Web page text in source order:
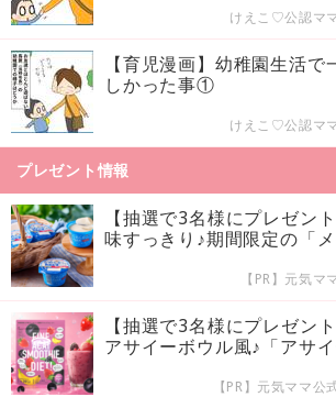
けえこ♡公認マ
【育児漫画】幼稚園生活
しかった事①
けえこ♡公認マ
プレゼント情報
【抽選で3名様にプレゼン
味すっきり♪期間限定の「
【PR】元気マ
【抽選で3名様にプレゼン
アサイーボウル風♪「アサ
【PR】元気ママ公